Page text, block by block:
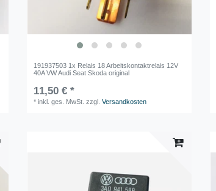
191937503 1x Relais 18 Arbeitskontaktrelais 12V
40A VW Audi Seat Skoda original
11,50 € *
*inkl. ges. MwSt. zzgl.Versandkosten